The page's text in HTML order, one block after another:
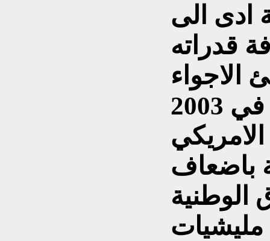
13 سنة ادى الى
قدراته
الاجواء
باضعاف
الوطنية
مليشيات